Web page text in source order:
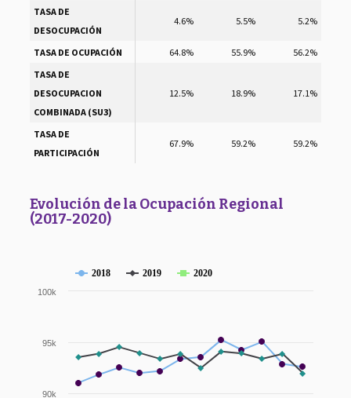
TASA DE
DESOCUPACIÓN
4.6% 5.5% 5.2%
TASA DE OCUPACIÓN 64.8% 55.9%
56.2%
TASA DE
DESOCUPACION
COMBINADA (SU3)
12.5% 18.9% 17.1%
TASA DE
PARTICIPACIÓN
67.9% 59.2% 59.2%
Evolución de la Ocupación Regional
(2017-2020)
2018 2019 2020
90k
95k
100k